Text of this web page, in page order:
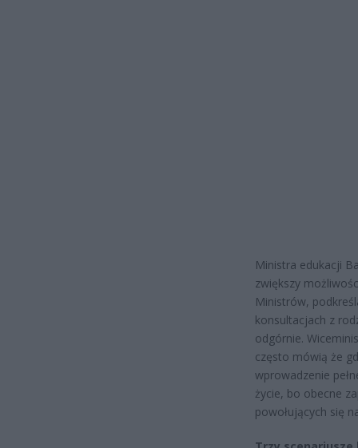
Ministra edukacji
zwiększy
Ministrów,
konsultacjach z
odgórnie.
często mówią że
wprowadzenie
życie, bo obecne
powołujących się